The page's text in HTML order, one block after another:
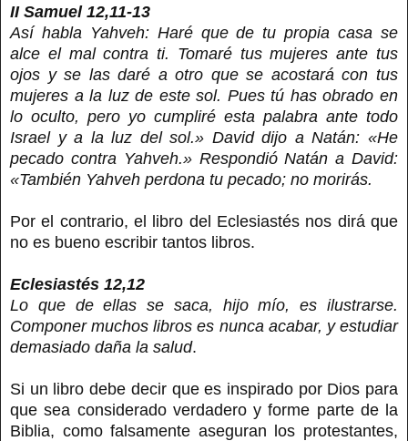
II Samuel 12,11-13
Así habla Yahveh: Haré que de tu propia casa se
alce el mal contra ti. Tomaré tus mujeres ante tus
ojos y se las daré a otro que se acostará con tus
mujeres a la luz de este sol. Pues tú has obrado en
lo oculto, pero yo cumpliré esta palabra ante todo
Israel y a la luz del sol.» David dijo a Natán: «He
pecado contra Yahveh.» Respondió Natán a David:
«También Yahveh perdona tu pecado; no morirás.
Por el contrario, el libro del Eclesiastés nos dirá que
no es bueno escribir tantos libros.
Eclesiastés 12,12
Lo que de ellas se saca, hijo mío, es ilustrarse.
Componer muchos libros es nunca acabar, y estudiar
demasiado daña la salud.
Si un libro debe decir que es inspirado por Dios para
que sea considerado verdadero y forme parte de la
Biblia, como falsamente aseguran los protestantes,